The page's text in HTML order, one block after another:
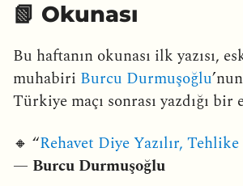
📗 Okunası
Bu haftanın okunası ilk yazısı,
muhabiri Burcu Durmuşoğlu
Türkiye maçı sonrası yazdığı bir
🔸 “Rehavet Diye Yazılır,
— Burcu Durmuşoğlu